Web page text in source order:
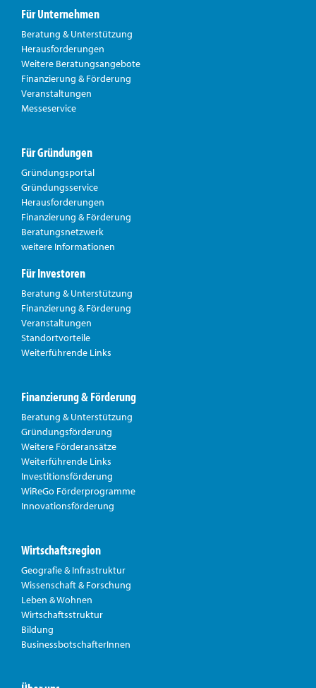
Für Unternehmen
Beratung & Unterstützung
Herausforderungen
Weitere Beratungsangebote
Finanzierung & Förderung
Veranstaltungen
Messeservice
Für Gründungen
Gründungsportal
Gründungsservice
Herausforderungen
Finanzierung & Förderung
Beratungsnetzwerk
weitere Informationen
Für Investoren
Beratung & Unterstützung
Finanzierung & Förderung
Veranstaltungen
Standortvorteile
Weiterführende Links
Finanzierung & Förderung
Beratung & Unterstützung
Gründungsförderung
Weitere Förderansätze
Weiterführende Links
Investitionsförderung
WiReGo Förderprogramme
Innovationsförderung
Wirtschaftsregion
Geografie & Infrastruktur
Wissenschaft & Forschung
Leben & Wohnen
Wirtschaftsstruktur
Bildung
BusinessbotschafterInnen